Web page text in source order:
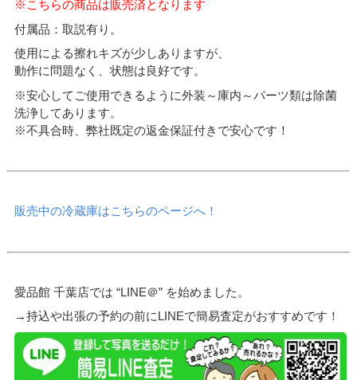
※こちらの商品は販売済となります
付属品：取説有り。
使用による擦れキズが少しありますが、
動作に問題なく、状態は良好です。
※安心してご使用できるように外装～庫内～パーツ類は除菌
洗浄してあります。
※不具合時、弊社既定の返金保証付きで安心です！
販売中の冷蔵庫はこちらのページへ！
愛品館 千葉店では “LINE＠” を始めました。
→持込や出張の予約の前にLINEで簡易査定がおすすめです！